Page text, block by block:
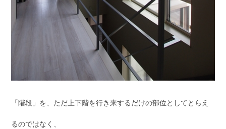
「階段」を、ただ上下階を行き来するだけの部位としてとらえ
るのではなく、